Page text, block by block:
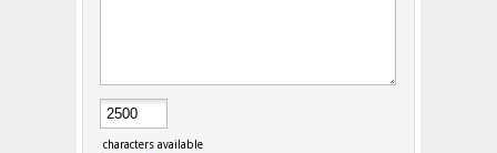
characters available